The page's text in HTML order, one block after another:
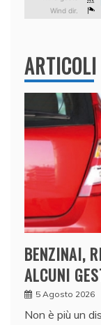
BENZINAI,
ALCUNI
5 Agosto 2026
Non è più un